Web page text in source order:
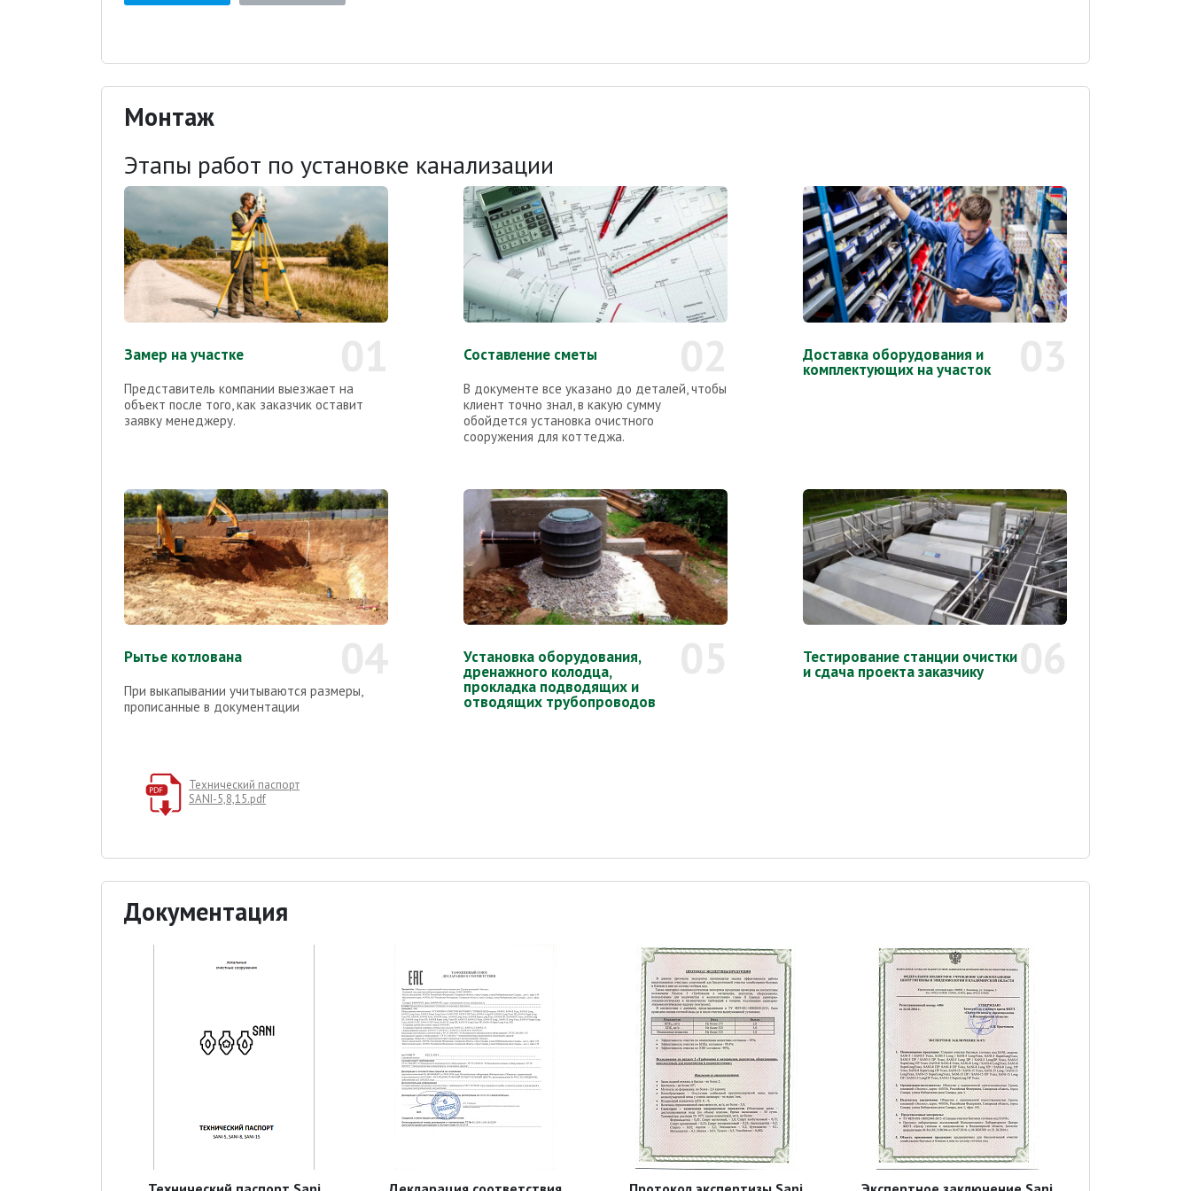
Монтаж
Этапы работ по установке канализации
Замер на участке
Представитель компании выезжает на
объект после того, как заказчик оставит
заявку менеджеру.
Составление сметы
В документе все указано до деталей, чтобы
клиент точно знал, в какую сумму
обойдется установка очистного
сооружения для коттеджа.
Доставка оборудования и
комплектующих на участок
Рытье котлована
При выкапывании учитываются размеры,
прописанные в документации
Установка оборудования,
дренажного колодца,
прокладка подводящих и
отводящих трубопроводов
Тестирование станции очистки
и сдача проекта заказчику
Технический паспорт
SANI-5,8,15.pdf
Документация